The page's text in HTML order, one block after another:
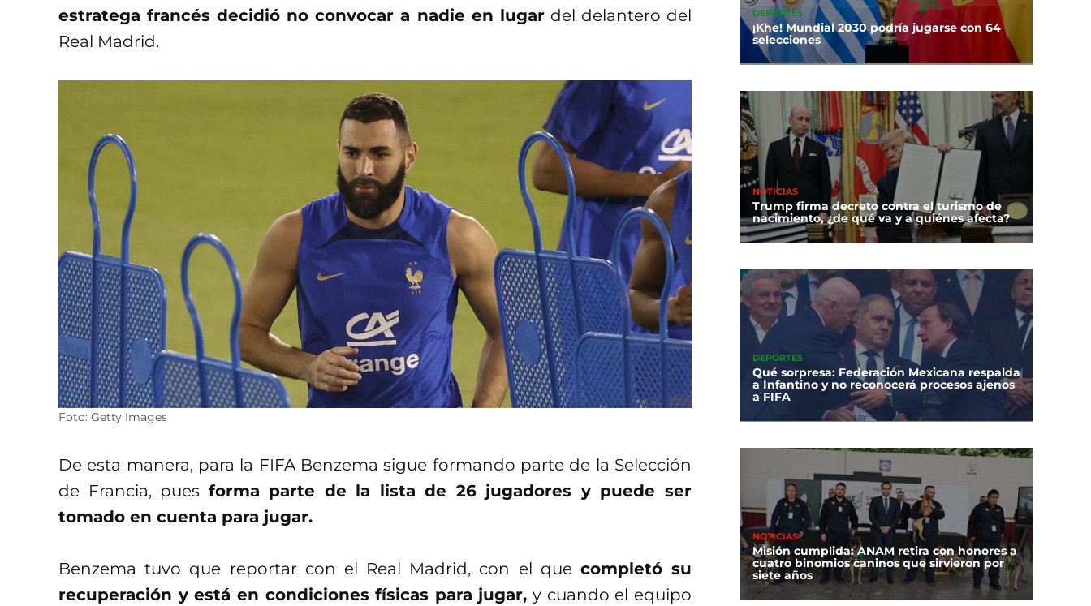
estratega francés decidió no convocar a nadie en lugardel delantero del
Real Madrid.
Foto: Getty Images
De esta manera, para la FIFA Benzema sigue formando parte de la Selección
de Francia, pues forma parte de la lista de 26 jugadores y puede ser
tomado en cuenta para jugar.
Benzema tuvo que reportar con el Real Madrid, con el que completó su
recuperación y está en condiciones físicas para jugar, y cuando el equipo
DEPORTES
¡Khe! Mundial 2030 podría jugarse con 64
selecciones
NOTICIAS
Trump firma decreto contra el turismo de
nacimiento, ¿de qué va y a quiénes afecta?
DEPORTES
Qué sorpresa: Federación Mexicana respalda
a Infantino y no reconocerá procesos ajenos
a FIFA
NOTICIAS
Misión cumplida: ANAM retira con honores a
cuatro binomios caninos que sirvieron por
siete años